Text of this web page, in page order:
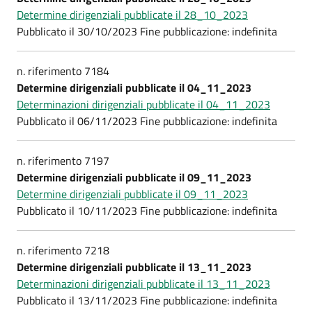
Determine dirigenziali pubblicate il 28_10_2023
Pubblicato il 30/10/2023 Fine pubblicazione: indefinita
n. riferimento 7184
Determine dirigenziali pubblicate il 04_11_2023
Determinazioni dirigenziali pubblicate il 04_11_2023
Pubblicato il 06/11/2023 Fine pubblicazione: indefinita
n. riferimento 7197
Determine dirigenziali pubblicate il 09_11_2023
Determine dirigenziali pubblicate il 09_11_2023
Pubblicato il 10/11/2023 Fine pubblicazione: indefinita
n. riferimento 7218
Determine dirigenziali pubblicate il 13_11_2023
Determinazioni dirigenziali pubblicate il 13_11_2023
Pubblicato il 13/11/2023 Fine pubblicazione: indefinita